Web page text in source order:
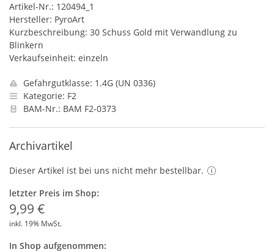
Artikel-Nr.: 120494_1
Hersteller: PyroArt
Kurzbeschreibung: 30 Schuss Gold mit Verwandlung zu
Blinkern
Verkaufseinheit: einzeln
Gefahrgutklasse: 1.4G (UN 0336)
Kategorie: F2
BAM-Nr.: BAM F2-0373
Archivartikel
Dieser Artikel ist bei uns nicht mehr bestellbar.
letzter Preis im Shop:
9,99 €
inkl. 19% MwSt.
In Shop aufgenommen: